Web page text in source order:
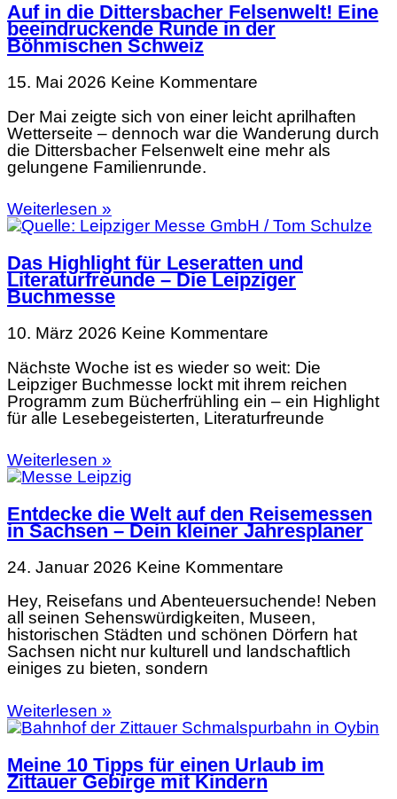
Auf in die Dittersbacher Felsenwelt! Eine
beeindruckende Runde in der
Böhmischen Schweiz
15. Mai 2026 Keine Kommentare
Der Mai zeigte sich von einer leicht aprilhaften
Wetterseite – dennoch war die Wanderung durch
die Dittersbacher Felsenwelt eine mehr als
gelungene Familienrunde.
Weiterlesen »
Das Highlight für Leseratten und
Literaturfreunde – Die Leipziger
Buchmesse
10. März 2026 Keine Kommentare
Nächste Woche ist es wieder so weit: Die
Leipziger Buchmesse lockt mit ihrem reichen
Programm zum Bücherfrühling ein – ein Highlight
für alle Lesebegeisterten, Literaturfreunde
Weiterlesen »
Entdecke die Welt auf den Reisemessen
in Sachsen – Dein kleiner Jahresplaner
24. Januar 2026 Keine Kommentare
Hey, Reisefans und Abenteuersuchende! Neben
all seinen Sehenswürdigkeiten, Museen,
historischen Städten und schönen Dörfern hat
Sachsen nicht nur kulturell und landschaftlich
einiges zu bieten, sondern
Weiterlesen »
Meine 10 Tipps für einen Urlaub im
Zittauer Gebirge mit Kindern